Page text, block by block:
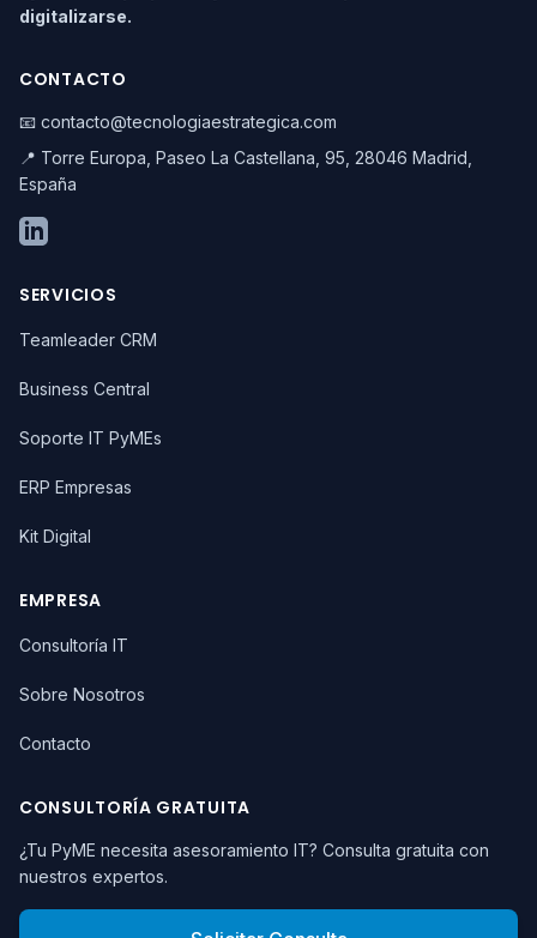
digitalizarse.
CONTACTO
📧 contacto@tecnologiaestrategica.com
📍 Torre Europa, Paseo La Castellana, 95, 28046 Madrid,
España
SERVICIOS
Teamleader CRM
Business Central
Soporte IT PyMEs
ERP Empresas
Kit Digital
EMPRESA
Consultoría IT
Sobre Nosotros
Contacto
CONSULTORÍA GRATUITA
¿Tu PyME necesita asesoramiento IT? Consulta gratuita con
nuestros expertos.